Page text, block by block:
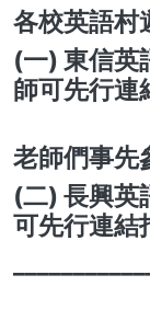
各校英語村
(一) 東信英
師可先行連
老師們事先
(二) 長興
可先行連結